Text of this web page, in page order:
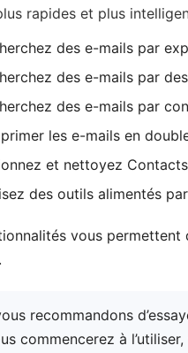
rapides et plus
des e-mails par
des e-mails par
des e-mails par
les e-mails en
et nettoyez
des outils alimentés
vous
recommandons
commencerez à